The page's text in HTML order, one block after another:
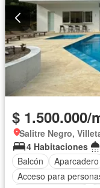
$ 1.500.000/
Salitre Negro,
4 Habitaciones
Balcón
Aparcadero
Acceso para